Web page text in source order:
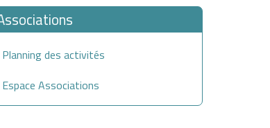
Planning des activités
Espace Associations